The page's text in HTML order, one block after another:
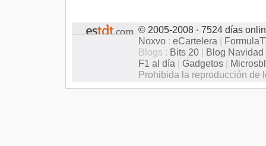
© 2005-2008 · 7524 días
Noxvo : eCartelera |
Blogs : Bits 20 | Blog Navidad
F1 al día | Gadgetos |
Prohibida la reproducción de